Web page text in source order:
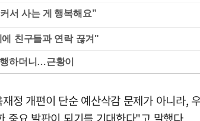
친구들과 연락 끊겨"
하더니…근황이
정 개편이 단순 예산삭감 문제가 아니라,